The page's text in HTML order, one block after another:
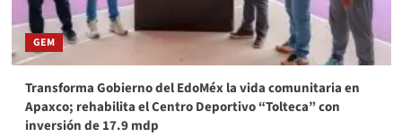
GEM
Transforma Gobierno del EdoMéx la vida comunitaria en
Apaxco; rehabilita el Centro Deportivo “Tolteca” con
inversión de 17.9 mdp